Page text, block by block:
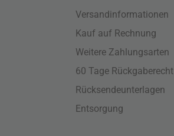
Versandinformationen
Kauf auf Rechnung
Weitere Zahlungsarten
60 Tage Rückgaberecht
Rücksendeunterlagen
Entsorgung